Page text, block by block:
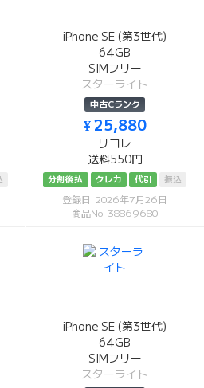
iPhone SE (第3世代)
64GB
SIMフリー
スターライト
中古Cランク
¥ 25,880
リコレ
送料550円
分割後払 クレカ 代引 振込
登録日: 2026年7月26日
商品No: 38869680
iPhone SE (第3世代)
64GB
SIMフリー
スターライト